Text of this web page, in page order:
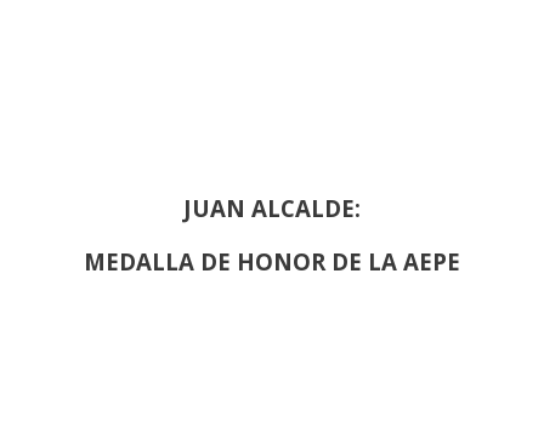
JUAN ALCALDE:
MEDALLA DE HONOR DE LA AEPE